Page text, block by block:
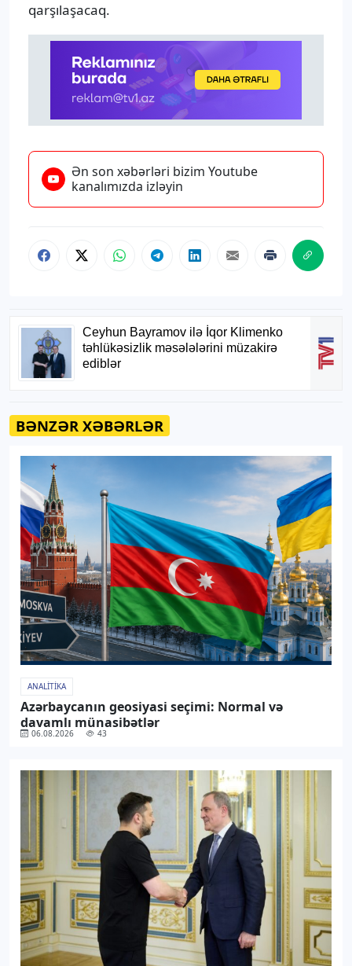
qarşılaşacaq.
Ən son xəbərləri bizim Youtube
kanalımızda izləyin
BƏNZƏR XƏBƏRLƏR
ANALITIKA
Azərbaycanın geosiyasi seçimi: Normal və
davamlı münasibətlər
06.08.2026 43